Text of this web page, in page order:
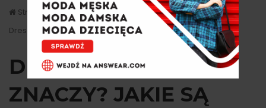
Strona główna
Lifestyle
Dress code - co to znaczy? Jakie są rodzaje dress codu?
DRESS CODE - CO TO
ZNACZY? JAKIE SĄ